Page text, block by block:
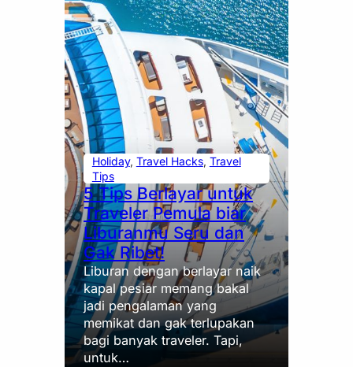
Holiday, Travel Hacks, Travel
Tips
5 Tips Berlayar untuk
Traveler Pemula biar
Liburanmu Seru dan
Gak Ribet!
Liburan dengan berlayar naik
kapal pesiar memang bakal
jadi pengalaman yang
memikat dan gak terlupakan
bagi banyak traveler. Tapi,
untuk…